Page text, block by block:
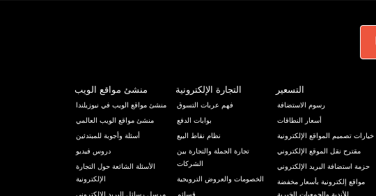
منشئ مواقع الويب
منشئ مواقع الويب في نيوزيلندا
منشئ مواقع الويب العالمي
أسئلة وأجوبة للمبتدئين
دروس فيديو
الأسئلة الشائعة حول التجارة
الإلكترونية
التجارة الإلكترونية
فهم عربات التسوق
بوابات الدفع
نظام نقاط البيع
تجارة الجملة والتجارة بين
الشركات
الخصومات والعروض الترويجية
التسعير
رسوم الاستضافة
أسعار النطاقات
خيارات تصميم المواقع الإلكترونية
مقترح نقل الموقع الإلكتروني
حزمة استضافة البريد الإلكتروني
مواقع إلكترونية بأسعار مخفضة